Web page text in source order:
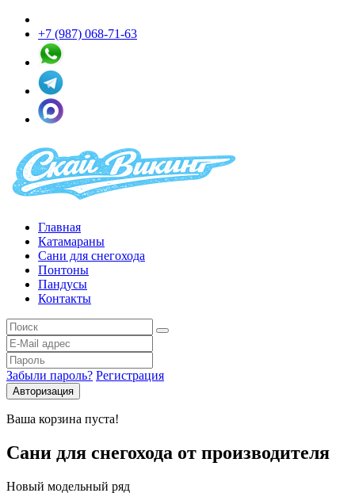
+7 (987) 068-71-63
Главная
Катамараны
Сани для снегохода
Понтоны
Пандусы
Контакты
Забыли пароль? Регистрация
Авторизация
Ваша корзина пуста!
Сани для снегохода от производителя
Новый модельный ряд